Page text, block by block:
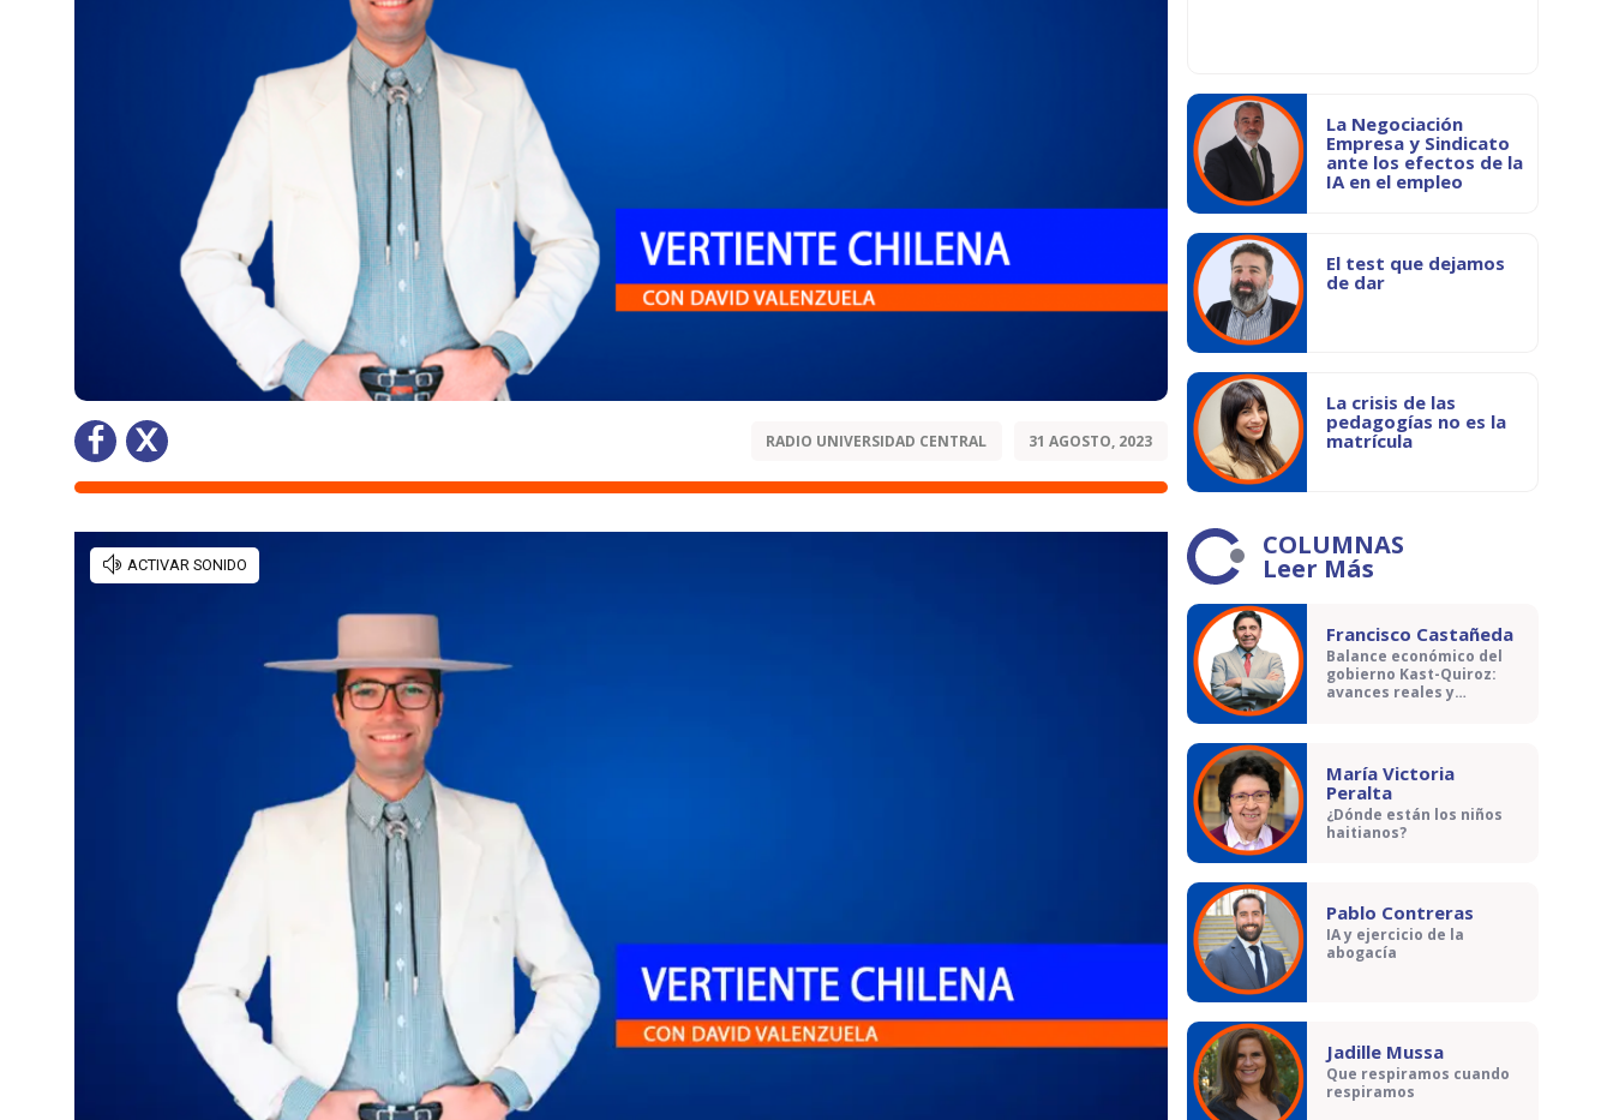
RADIO UNIVERSIDAD CENTRAL 31 AGOSTO, 2023
La Negociación
Empresa y Sindicato
ante los efectos de la
IA en el empleo
El test que dejamos
de dar
La crisis de las
pedagogías no es la
matrícula
COLUMNAS
Leer Más
Francisco Castañeda
Balance económico del
gobierno Kast-Quiroz:
avances reales y
María Victoria
Peralta
¿Dónde están los niños
haitianos?
Pablo Contreras
IA y ejercicio de la
abogacía
Jadille Mussa
Que respiramos cuando
respiramos